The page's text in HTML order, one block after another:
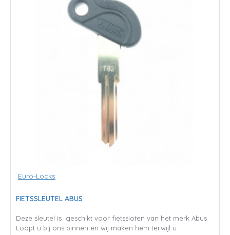
Euro-Locks
FIETSSLEUTEL ABUS
Deze sleutel is geschikt voor fietssloten van het merk Abus
Loopt u bij ons binnen en wij maken hem terwijl u